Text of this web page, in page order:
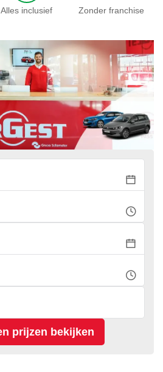
Alles inclusief Zonder franchise